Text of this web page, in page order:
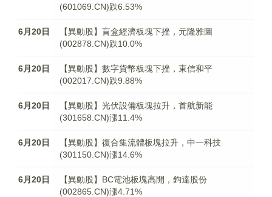
(601069.CN)跌6.53%
6月20日
【異動股】盲盒經濟板塊下挫，元隆雅圖
(002878.CN)跌10.0%
6月20日
【異動股】數字貨幣板塊下挫，東信和平
(002017.CN)跌9.88%
6月20日
【異動股】光伏設備板塊拉升，首航新能
(301658.CN)漲11.4%
6月20日
【異動股】復合集流體板塊拉升，中一科技
(301150.CN)漲14.6%
6月20日
【異動股】BC電池板塊高開，鈞達股份
(002865.CN)漲4.71%